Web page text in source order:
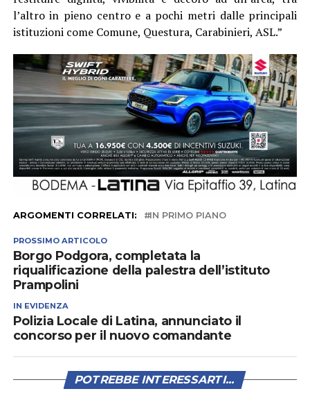
l’altro in pieno centro e a pochi metri dalle principali
istituzioni come Comune, Questura, Carabinieri, ASL.”
ARGOMENTI CORRELATI: IN PRIMO PIANO
PROSSIMO ARTICOLO
Borgo Podgora, completata la
riqualificazione della palestra dell’istituto
Prampolini
IN EVIDENZA
Polizia Locale di Latina, annunciato il
concorso per il nuovo comandante
POTREBBE INTERESSARTI...